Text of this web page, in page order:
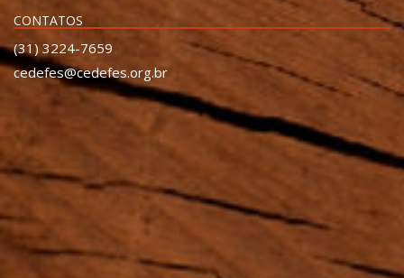
CONTATOS
(31) 3224-7659
cedefes@cedefes.org.br